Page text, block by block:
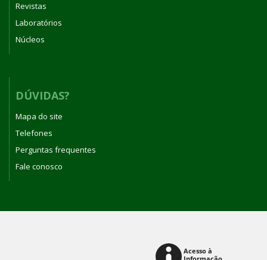
Revistas
Laboratórios
Núcleos
DÚVIDAS?
Mapa do site
Telefones
Perguntas frequentes
Fale conosco